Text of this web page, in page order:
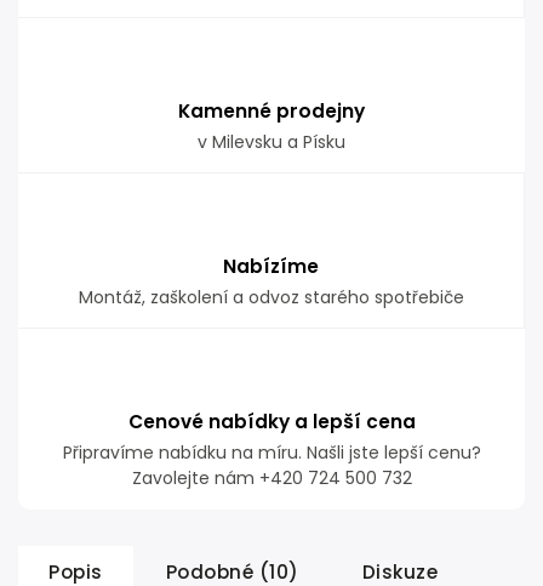
Kamenné prodejny
v Milevsku a Písku
Nabízíme
Montáž, zaškolení a odvoz starého spotřebiče
Cenové nabídky a lepší cena
Připravíme nabídku na míru. Našli jste lepší cenu?
Zavolejte nám +420 724 500 732
Popis Podobné (10) Diskuze